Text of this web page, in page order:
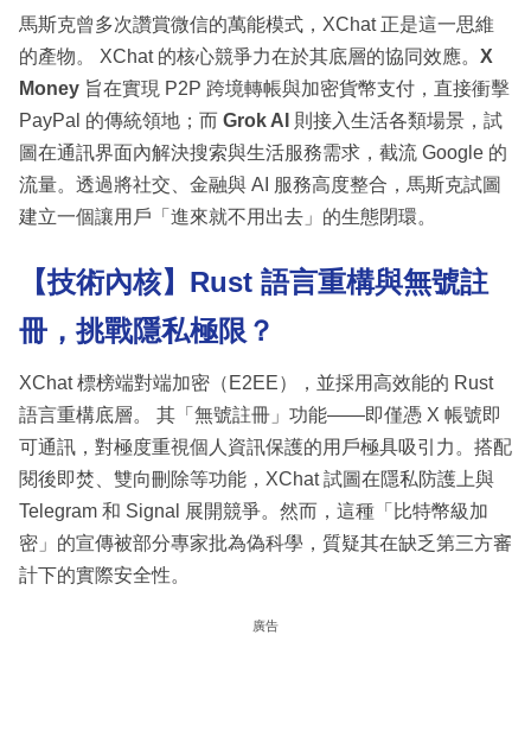
馬斯克曾多次讚賞微信的萬能模式，XChat 正是這一思維
的產物。 XChat 的核心競爭力在於其底層的協同效應。 X
Money 旨在實現 P2P 跨境轉帳與加密貨幣支付，直接衝擊
PayPal 的傳統領地；而 Grok AI 則接入生活各類場景，試
圖在通訊界面內解決搜索與生活服務需求，截流 Google 的
流量。透過將社交、金融與 AI 服務高度整合，馬斯克試圖
建立一個讓用戶「進來就不用出去」的生態閉環。
【技術內核】Rust 語言重構與無號註
冊，挑戰隱私極限？
XChat 標榜端對端加密（E2EE），並採用高效能的 Rust
語言重構底層。 其「無號註冊」功能——即僅憑 X 帳號即
可通訊，對極度重視個人資訊保護的用戶極具吸引力。搭配
閱後即焚、雙向刪除等功能，XChat 試圖在隱私防護上與
Telegram 和 Signal 展開競爭。然而，這種「比特幣級加
密」的宣傳被部分專家批為偽科學，質疑其在缺乏第三方審
計下的實際安全性。
廣告